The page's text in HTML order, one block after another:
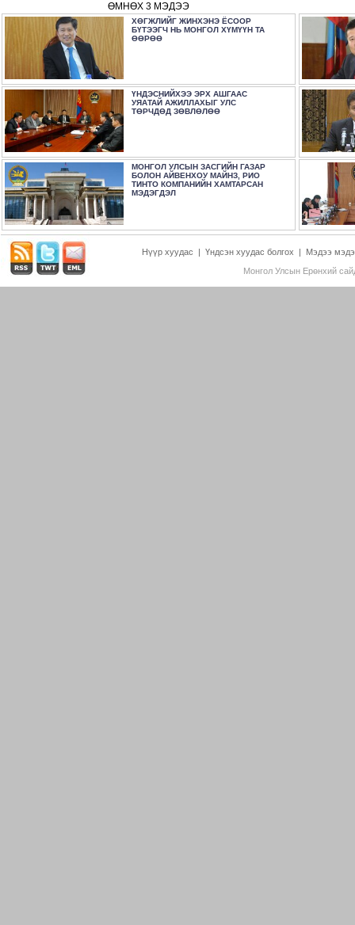
ӨМНӨХ 3 МЭДЭЭ
ХӨГЖЛИЙГ ЖИНХЭНЭ ЁСООР
БҮТЭЭГЧ НЬ МОНГОЛ ХҮМҮҮН ТА
ӨӨРӨӨ
ҮНДЭСНИЙХЭЭ ЭРХ АШГААС
УЯАТАЙ АЖИЛЛАХЫГ УЛС
ТӨРЧДӨД ЗӨВЛӨЛӨӨ
МОНГОЛ УЛСЫН ЗАСГИЙН ГАЗАР
БОЛОН АЙВЕНХОУ МАЙНЗ, РИО
ТИНТО КОМПАНИЙН ХАМТАРСАН
МЭДЭГДЭЛ
Нүүр хуудас | Үндсэн хуудас болгох |
Мэдээ
Монгол Улсын Ерөнхий